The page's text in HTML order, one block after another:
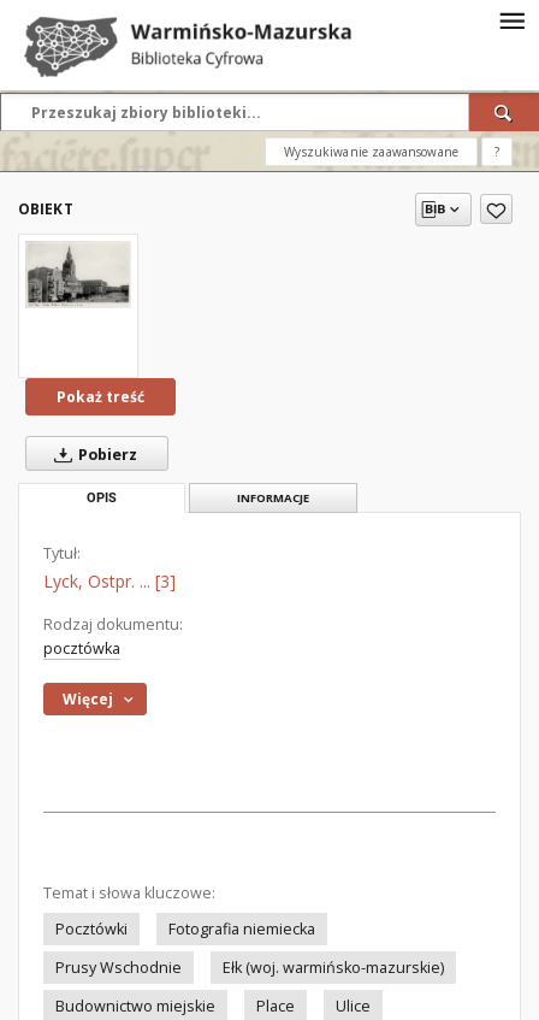
Wyszukiwanie zaawansowane ?
OBIEKT
Pokaż treść
Pobierz
OPIS INFORMACJE
Tytuł:
Lyck, Ostpr. ... [3]
Rodzaj dokumentu:
pocztówka
Więcej
Temat i słowa kluczowe:
Pocztówki
Fotografia niemiecka
Prusy Wschodnie
Ełk (woj. warmińsko-mazurskie)
Budownictwo miejskie
Place
Ulice